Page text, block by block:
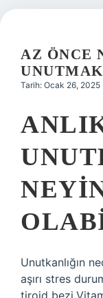
Hakkımızda
AZ ÖNCE
UNUTMAK
Tarih: Ocak 26, 2025
Unutkanlığın
aşırı stres
tiroid